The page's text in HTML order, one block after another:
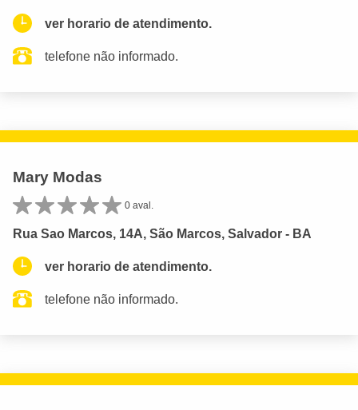
ver horario de atendimento.
telefone não informado.
Mary Modas
0 aval.
Rua Sao Marcos, 14A, São Marcos, Salvador - BA
ver horario de atendimento.
telefone não informado.